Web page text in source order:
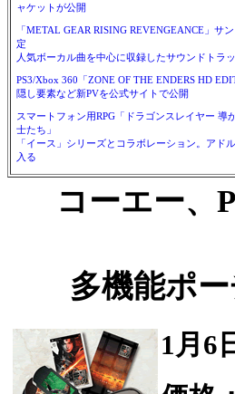
ャケットが公開
「METAL GEAR RISING REVENGEANCE」サ
定
人気ボーカル曲を中心に収録したサウンドトラ
PS3/Xbox 360「ZONE OF THE ENDERS HD
隠し要素など新PVを公式サイトで公開
スマートフォン用RPG「ドラゴンスレイヤー 導
士たち」
「イース」シリーズとコラボレーション。アド
入る
コーエー、
多機能ポ
1月6